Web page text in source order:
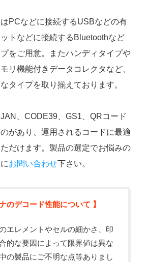
PCなどに接続するUSBなどの有
トなどに接続するBluetoothなど
をご用意。またハンディタイプや
リ機能付きデータコレクタなど、
タイプを取り揃えております。
、CODE39、GS1、QRコード
があり、運用されるコードに最適
だけます。製品の選定でお悩みの
お問い合わせ下さい。
のデコード性能について 】
エレメントやセルの細かさ、印
的な要因によって限界値は異な
の製品にご不明な点等ありまし